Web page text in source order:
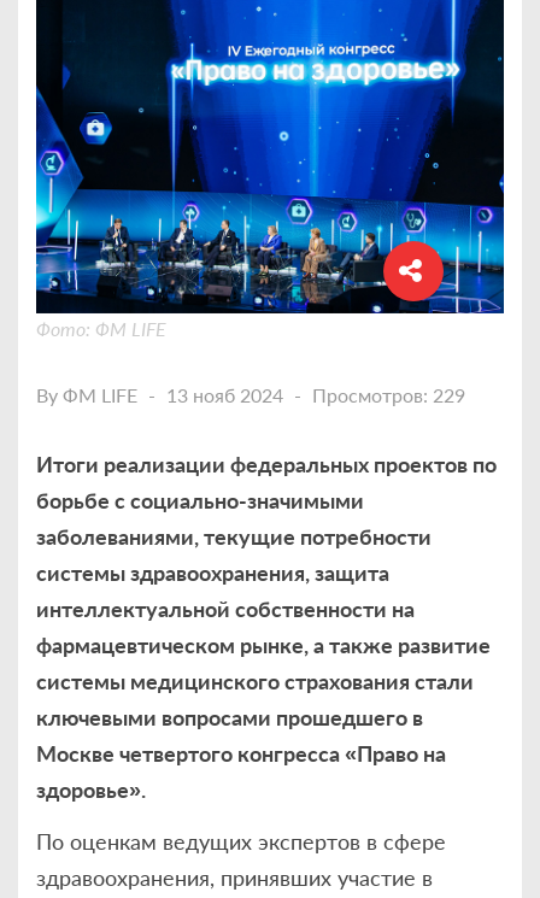
Фото: ФМ LIFE
By ФМ LIFE 13 нояб 2024 Просмотров: 229
Итоги реализации федеральных проектов по
борьбе с социально-значимыми
заболеваниями, текущие потребности
системы здравоохранения, защита
интеллектуальной собственности на
фармацевтическом рынке, а также развитие
системы медицинского страхования стали
ключевыми вопросами прошедшего в
Москве четвертого конгресса «Право на
здоровье».
По оценкам ведущих экспертов в сфере
здравоохранения, принявших участие в